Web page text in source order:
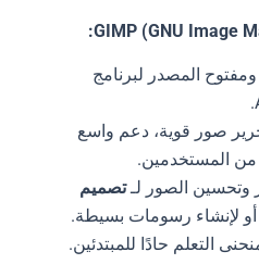
المصدر لبرنامج
صور قوية، دعم واسع
المستخدمين.
الصور لـ تصميم
رسومات بسيطة.
التعلم حادًا للمبتدئين.